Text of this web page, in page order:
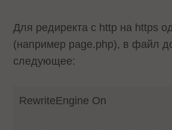
Для редиректа с http на https
(например page.php), в файл
следующее:
RewriteEngine On